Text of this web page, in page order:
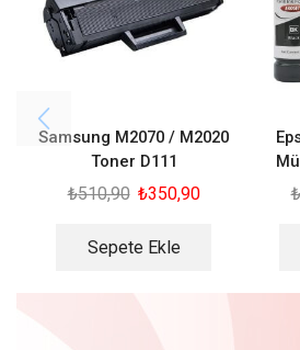
Samsung M2070 / M2020
Toner D111
₺510,90 ₺350,90
Sepete Ekle
₺